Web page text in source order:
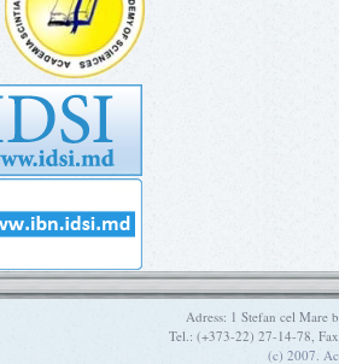
Adress: 1 Stefan cel
Tel.: (+373-22) 27-14-78,
(c) 2007.